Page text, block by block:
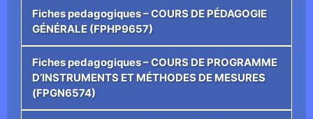
Fiches pedagogiques – COURS DE PÉDAGOGIE
GÉNÉRALE (FPHP9657)
Fiches pedagogiques – COURS DE PROGRAMME
D’INSTRUMENTS ET MÉTHODES DE MESURES
(FPGN6574)